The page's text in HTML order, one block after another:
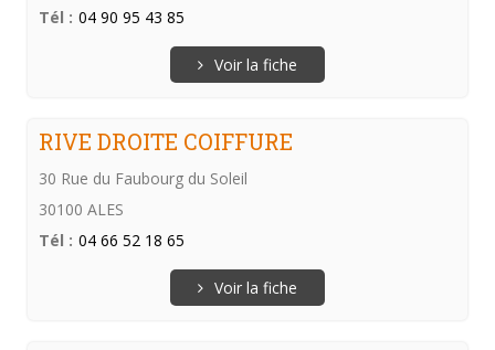
Tél : 04 90 95 43 85
Voir la fiche
RIVE DROITE COIFFURE
30 Rue du Faubourg du Soleil
30100 ALES
Tél : 04 66 52 18 65
Voir la fiche